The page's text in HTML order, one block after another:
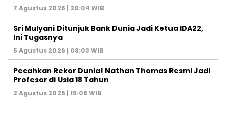
7 Agustus 2026 | 20:04 WIB
Sri Mulyani Ditunjuk Bank Dunia Jadi Ketua IDA22,
Ini Tugasnya
5 Agustus 2026 | 08:03 WIB
Pecahkan Rekor Dunia! Nathan Thomas Resmi Jadi
Profesor di Usia 18 Tahun
2 Agustus 2026 | 15:08 WIB